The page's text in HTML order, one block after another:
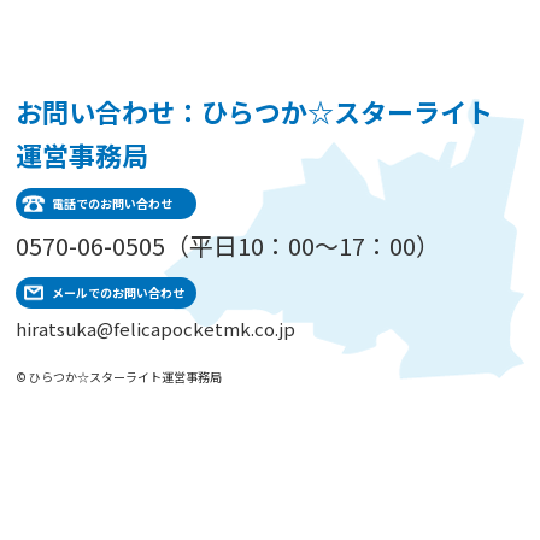
お問い合わせ：ひらつか☆スターライト
運営事務局
電話でのお問い合わせ
0570-06-0505（平日10：00～17：00）
メールでのお問い合わせ
hiratsuka@felicapocketmk.co.jp
© ひらつか☆スターライト運営事務局